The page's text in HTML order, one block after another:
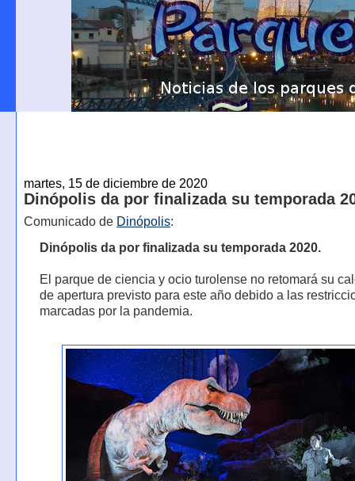
martes, 15 de diciembre de 2020
Dinópolis da por finalizada su temporada
Comunicado de Dinópolis:
Dinópolis da por finalizada su temporada 2020.
El parque de ciencia y ocio turolense no retomará su
de apertura previsto para este año debido a las
marcadas por la pandemia.